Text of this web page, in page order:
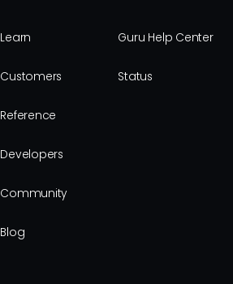
Learn
Customers
Reference
Developers
Community
Blog
Guru Help Center
Status